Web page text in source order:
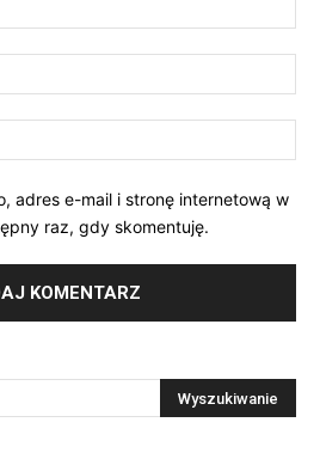
adres e-mail i stronę internetową w
raz, gdy skomentuję.